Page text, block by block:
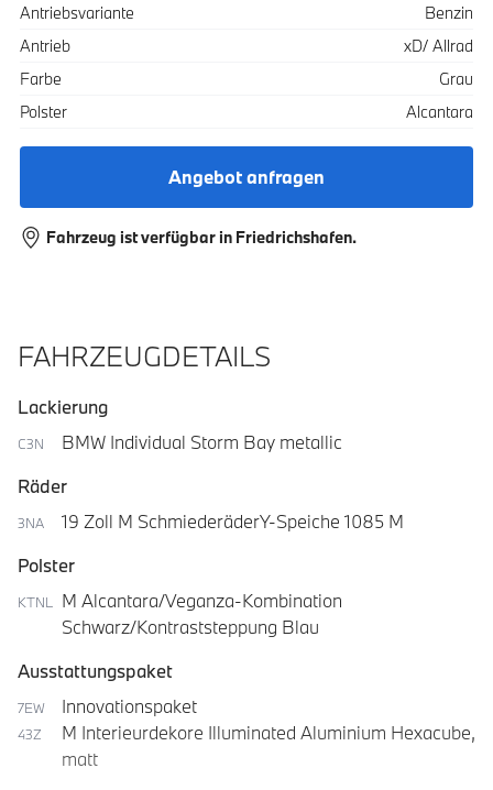
Antriebsvariante
Benzin
Antrieb
xD/ Allrad
Farbe
Grau
Polster
Alcantara
Angebot anfragen
Fahrzeug ist verfügbar in Friedrichshafen.
FAHRZEUGDETAILS
Lackierung
C3N
BMW Individual Storm Bay metallic
Räder
3NA
19 Zoll M SchmiederäderY-Speiche 1085 M
Polster
KTNL
M Alcantara/Veganza-Kombination
Schwarz/Kontraststeppung Blau
Ausstattungspaket
7EW Innovationspaket
43Z
M Interieurdekore Illuminated Aluminium Hexacube,
matt